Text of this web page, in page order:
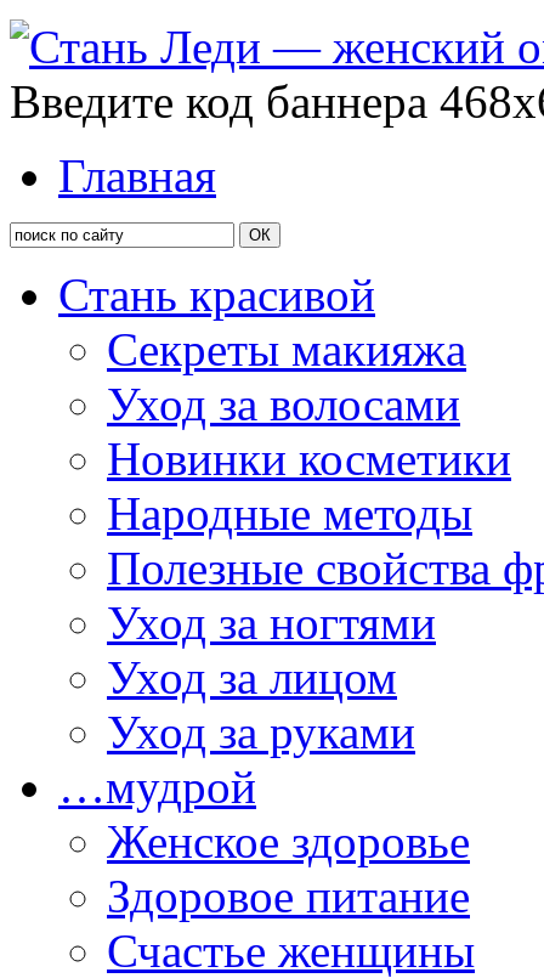
Введите код баннера
Главная
Стань красивой
Секреты макияжа
Уход за волосами
Новинки косметики
Народные методы
Полезные свойства
Уход за ногтями
Уход за лицом
Уход за руками
…мудрой
Женское здоровье
Здоровое питание
Счастье женщины